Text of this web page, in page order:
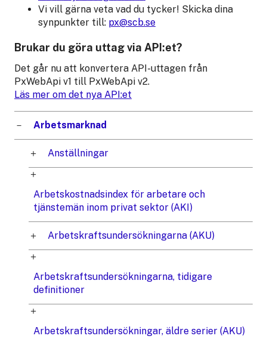
Vi vill gärna veta vad du tycker! Skicka dina
synpunkter till: px@scb.se
Brukar du göra uttag via API:et?
Det går nu att konvertera API-uttagen från
PxWebApi v1 till PxWebApi v2.
Läs mer om det nya API:et
Arbetsmarknad
Anställningar
Arbetskostnadsindex för arbetare och
tjänstemän inom privat sektor (AKI)
Arbetskraftsundersökningarna (AKU)
Arbetskraftsundersökningarna, tidigare
definitioner
Arbetskraftsundersökningar, äldre serier (AKU)